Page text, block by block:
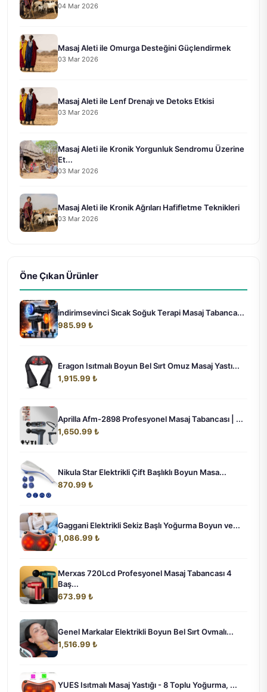
04 Mar 2026
Masaj Aleti ile Omurga Desteğini Güçlendirmek
03 Mar 2026
Masaj Aleti ile Lenf Drenajı ve Detoks Etkisi
03 Mar 2026
Masaj Aleti ile Kronik Yorgunluk Sendromu Üzerine
Et...
03 Mar 2026
Masaj Aleti ile Kronik Ağrıları Hafifletme Teknikleri
03 Mar 2026
Öne Çıkan Ürünler
indirimsevinci Sıcak Soğuk Terapi Masaj Tabanca...
985.99 ₺
Eragon Isıtmalı Boyun Bel Sırt Omuz Masaj Yastı...
1,915.99 ₺
Aprilla Afm-2898 Profesyonel Masaj Tabancası | ...
1,650.99 ₺
Nikula Star Elektrikli Çift Başlıklı Boyun Masa...
870.99 ₺
Gaggani Elektrikli Sekiz Başlı Yoğurma Boyun ve...
1,086.99 ₺
Merxas 720Lcd Profesyonel Masaj Tabancası 4
Baş...
673.99 ₺
Genel Markalar Elektrikli Boyun Bel Sırt Ovmalı...
1,516.99 ₺
YUES Isıtmalı Masaj Yastığı - 8 Toplu Yoğurma, ...